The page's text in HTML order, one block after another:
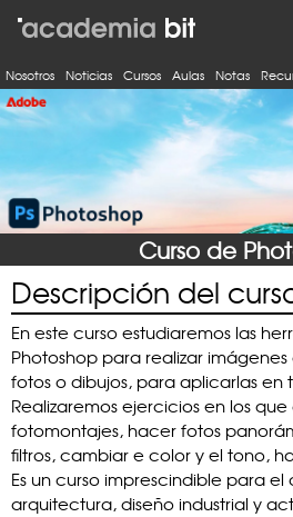
Nosotros Noticias Cursos Aulas Notas
Curso de
Descripción del
En este curso estudiaremos las
Photoshop para realizar
fotos o dibujos, para aplicarlas
Realizaremos ejercicios en los
fotomontajes, hacer fotos
filtros, cambiar e color y el tono,
Es un curso imprescindible para
arquitectura, diseño industrial y